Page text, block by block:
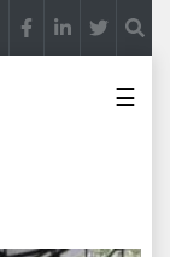
Promocija potencijal
☰